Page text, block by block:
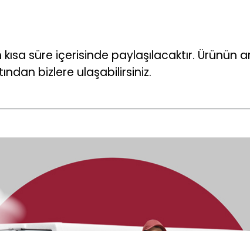
süre içerisinde paylaşılacaktır. Ürünün
bizlere ulaşabilirsiniz.